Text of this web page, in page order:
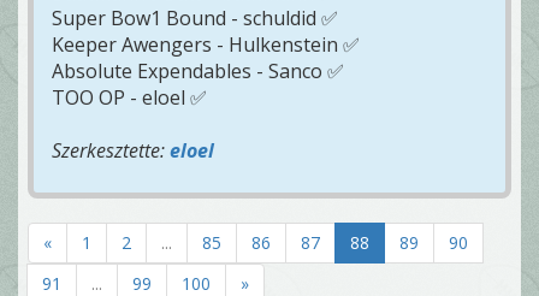
Super Bow1 Bound - schuldid ✅
Keeper Awengers - Hulkenstein ✅
Absolute Expendables - Sanco ✅
TOO OP - eloel ✅
Szerkesztette:eloel
« 1 2 ... 85 86 87 88 89
90
91
... 99 100 »